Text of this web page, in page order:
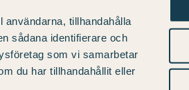
tillhandahålla
sådana identifierare och
som vi samarbetar
du har tillhandahållit eller